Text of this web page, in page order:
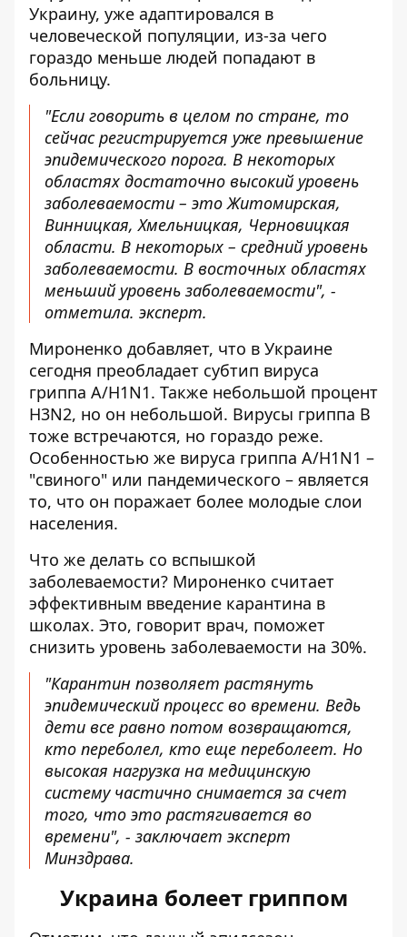
Украину, уже адаптировался в
человеческой популяции, из-за чего
гораздо меньше людей попадают в
больницу.
"Если говорить в целом по стране, то
сейчас регистрируется уже превышение
эпидемического порога. В некоторых
областях достаточно высокий уровень
заболеваемости – это Житомирская,
Винницкая, Хмельницкая, Черновицкая
области. В некоторых – средний уровень
заболеваемости. В восточных областях
меньший уровень заболеваемости", -
отметила. эксперт.
Мироненко добавляет, что в Украине
сегодня преобладает субтип вируса
гриппа А/H1N1. Также небольшой процент
H3N2, но он небольшой. Вирусы гриппа В
тоже встречаются, но гораздо реже.
Особенностью же вируса гриппа А/H1N1 –
"свиного" или пандемического – является
то, что он поражает более молодые слои
населения.
Что же делать со вспышкой
заболеваемости? Мироненко считает
эффективным введение карантина в
школах. Это, говорит врач, поможет
снизить уровень заболеваемости на 30%.
"Карантин позволяет растянуть
эпидемический процесс во времени. Ведь
дети все равно потом возвращаются,
кто переболел, кто еще переболеет. Но
высокая нагрузка на медицинскую
систему частично снимается за счет
того, что это растягивается во
времени", - заключает эксперт
Минздрава.
Украина болеет гриппом